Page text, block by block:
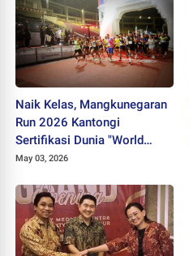
Naik Kelas, Mangkunegaran
Run 2026 Kantongi
Sertifikasi Dunia "World
Athletics" dan Gaet Ribuan
May 03, 2026